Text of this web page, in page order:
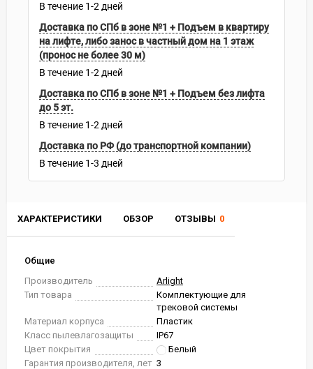
ХАРАКТЕРИСТИКИ ОБЗОР ОТЗЫВЫ 0
Общие
Производитель
Arlight
Тип товара
Комплектующие для
трековой системы
Материал корпуса
Пластик
Класс пылевлагозащиты
IP67
Цвет покрытия
Белый
Гарантия производителя, лет 3
В течение 1-2 дней
Доставка по СПб в зоне №1 + Подъем в квартиру
на лифте, либо занос в частный дом на 1 этаж
(пронос не более 30 м)
В течение 1-2 дней
Доставка по СПб в зоне №1 + Подъем без лифта
до 5 эт.
В течение 1-2 дней
Доставка по РФ (до транспортной компании)
В течение 1-3 дней